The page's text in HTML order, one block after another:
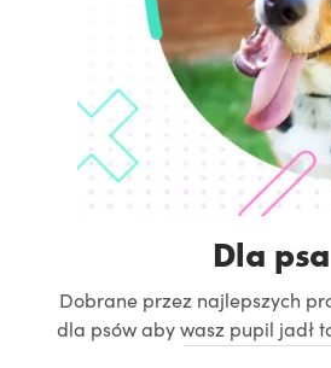
Dla psa
Dobrane przez najlepszych
dla psów aby wasz pupil jadł